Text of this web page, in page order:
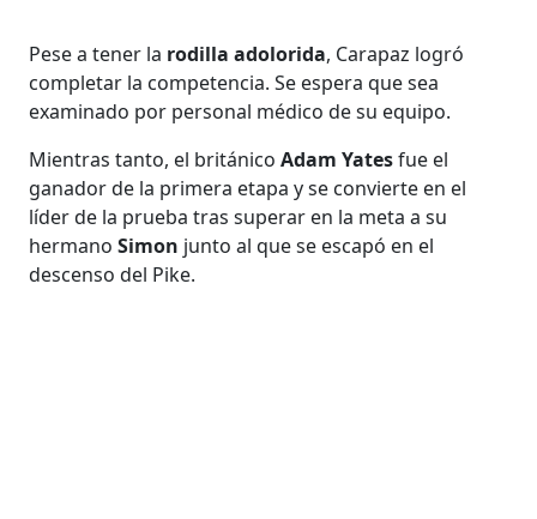
Pese a tener la rodilla adolorida, Carapaz logró
completar la competencia. Se espera que sea
examinado por personal médico de su equipo.
Mientras tanto, el británicoAdam Yatesfue el
ganador de la primera etapa y se convierte en el
líder de la prueba tras superar en la meta a su
hermano Simon junto al que se escapó en el
descenso del Pike.